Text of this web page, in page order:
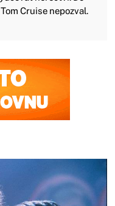
Cruise nepozval.